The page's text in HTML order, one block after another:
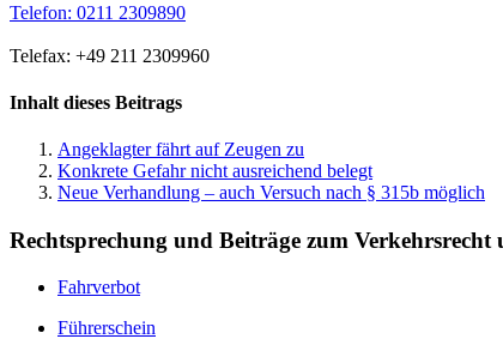
Telefon: 0211 2309890
Telefax: +49 211 2309960
Inhalt dieses Beitrags
Angeklagter fährt auf Zeugen zu
Konkrete Gefahr nicht ausreichend belegt
Neue Verhandlung – auch Versuch nach § 315b möglich
Rechtsprechung und Beiträge zum
Fahrverbot
Führerschein